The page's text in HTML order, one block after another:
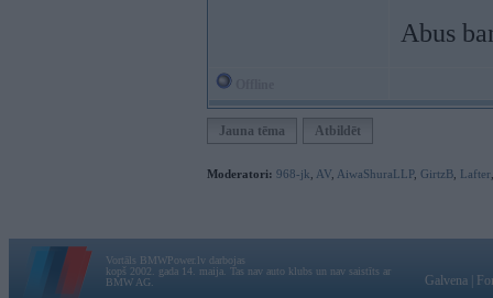
Abus
Jauna tēma Atbildēt
Moderatori: 968-jk AV AiwaShuraLLP, GirtzB Lafter
Vortāls BMWPower.lv darbojas
kopš 2002. gada 14. maija. Tas nav auto klubs un nav saistīts ar
BMW AG.
Galvena